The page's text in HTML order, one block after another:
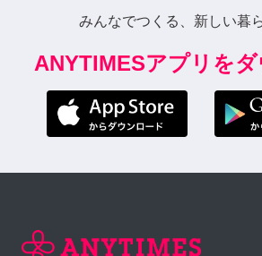
みんなでつくる、新しい暮
ANYTIMESアプリを